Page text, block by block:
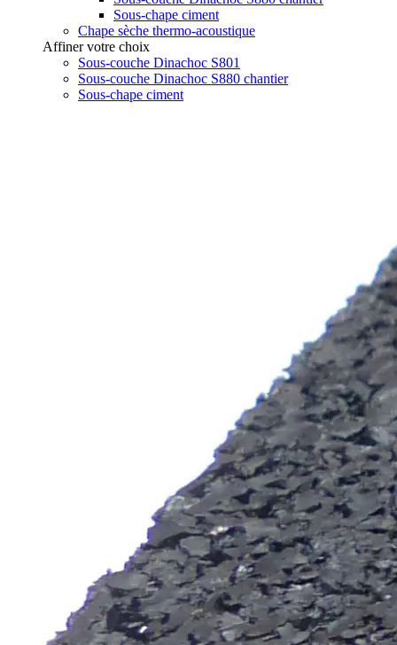
Sous-chape ciment
Chape sèche thermo-acoustique
Affiner votre choix
Sous-couche Dinachoc S801
Sous-couche Dinachoc S880 chantier
Sous-chape ciment